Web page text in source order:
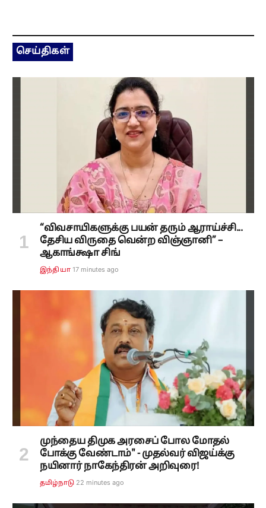
செய்திகள்
“விவசாயிகளுக்கு பயன் தரும் ஆராய்ச்சி...
தேசிய விருதை வென்ற விஞ்ஞானி” –
ஆகாங்க்ஷா சிங்
இந்தியா 17 minutes ago
முந்தைய திமுக அரசைப் போல மோதல்
போக்கு வேண்டாம்" - முதல்வர் விஜய்க்கு
நயினார் நாகேந்திரன் அறிவுரை!
தமிழ்நாடு 22 minutes ago